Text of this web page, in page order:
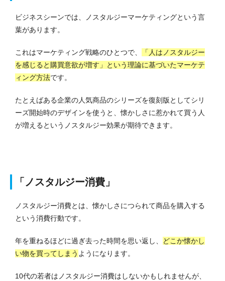
ビジネスシーンでは、ノスタルジーマーケティングという言
葉があります。
これはマーケティング戦略のひとつで、
「人はノスタルジー
を感じると購買意欲が増す」という理論に基づいたマーケテ
ィング方法です。
たとえばある企業の人気商品のシリーズを復刻版としてシリ
ーズ開始時のデザインを使うと、懐かしさに惹かれて買う人
が増えるというノスタルジー効果が期待できます。
「ノスタルジー消費」
ノスタルジー消費とは、懐かしさにつられて商品を購入する
という消費行動です。
年を重ねるほどに過ぎ去った時間を思い返し、
どこか懐かし
い物を買ってしまう ようになります。
10代の若者はノスタルジー消費はしないかもしれませんが、